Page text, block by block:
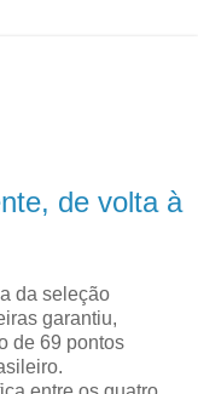
de volta à
da seleção
garantiu,
de 69 pontos